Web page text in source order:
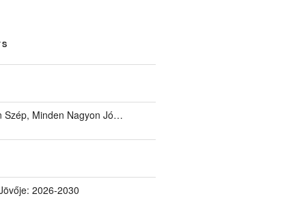
Szép, Minden Nagyon Jó…
2026-2030